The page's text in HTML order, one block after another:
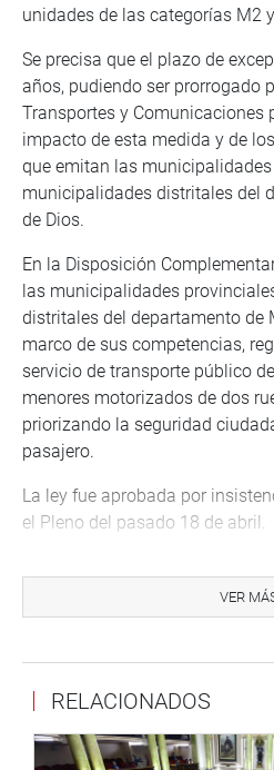
unidades de las categorías M2
Se precisa que el plazo de
años, pudiendo ser prorrogado
Transportes y Comunicaciones
impacto de esta medida y de
que emitan las
municipalidades distritales del
de Dios.
En la Disposición
las municipalidades
distritales del departamento de
marco de sus competencias,
servicio de transporte público
menores motorizados de dos
priorizando la seguridad
pasajero.
La ley fue aprobada por
el Pleno del pasado 18 de abril.
Alejandro Soto Reyes y el
Parlamento, Arturo Alegría
OFICINA DE
INSTITUCIONAL
VER
RELACIONADOS